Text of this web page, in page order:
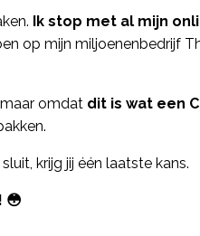
Ik stop met al mijn
op mijn miljoenenbedrijf
omdat dit is wat een
krijg jij één laatste kans.
😳